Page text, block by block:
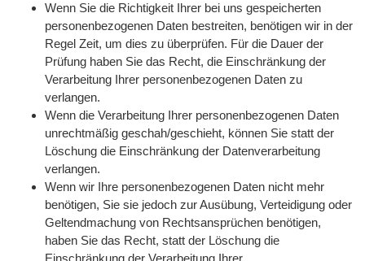
Wenn Sie die Richtigkeit Ihrer bei uns gespeicherten
personenbezogenen Daten bestreiten, benötigen wir in der
Regel Zeit, um dies zu überprüfen. Für die Dauer der
Prüfung haben Sie das Recht, die Einschränkung der
Verarbeitung Ihrer personenbezogenen Daten zu
verlangen.
Wenn die Verarbeitung Ihrer personenbezogenen Daten
unrechtmäßig geschah/geschieht, können Sie statt der
Löschung die Einschränkung der Datenverarbeitung
verlangen.
Wenn wir Ihre personenbezogenen Daten nicht mehr
benötigen, Sie sie jedoch zur Ausübung, Verteidigung oder
Geltendmachung von Rechtsansprüchen benötigen,
haben Sie das Recht, statt der Löschung die